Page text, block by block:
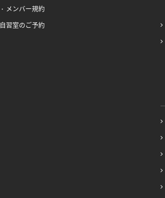
メンバー規約
自習室のご予約